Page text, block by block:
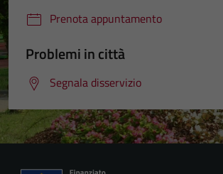
Prenota appuntamento
Problemi in città
Segnala disservizio